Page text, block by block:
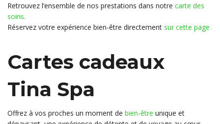
Retrouvez l’ensemble de nos prestations dans notre carte des
soins.
Réservez votre expérience bien-être directement sur cette page
Cartes cadeaux
Tina Spa
Offrez à vos proches un moment de bien-être unique et